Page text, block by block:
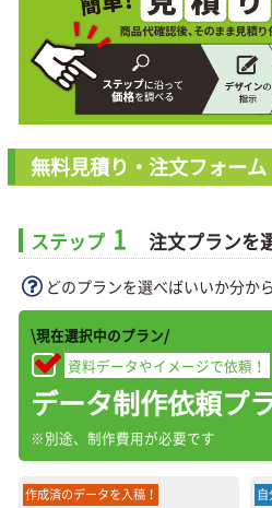
無料見積り・注文フォーム
ステップ 1 注文プランを
どのプランを選べばいいか分か
\現在選択中のプラン/
資料データやイメージで依頼！
データ制作依頼プ
※別途、制作費用が必要です
作成済のデータを入稿！